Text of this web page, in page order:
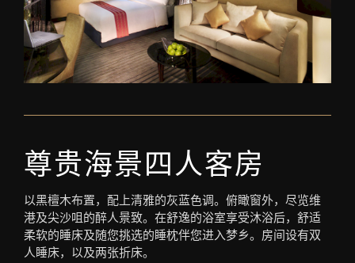
尊贵海景四人客房
以黑檀木布置，配上清雅的灰蓝色调。俯瞰窗外，尽览维
港及尖沙咀的醉人景致。在舒逸的浴室享受沐浴后，舒适
柔软的睡床及随您挑选的睡枕伴您进入梦乡。房间设有双
人睡床，以及两张折床。